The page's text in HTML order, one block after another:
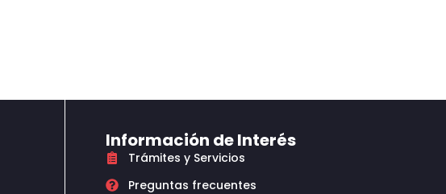
Información de Interés
Trámites y Servicios
Preguntas frecuentes